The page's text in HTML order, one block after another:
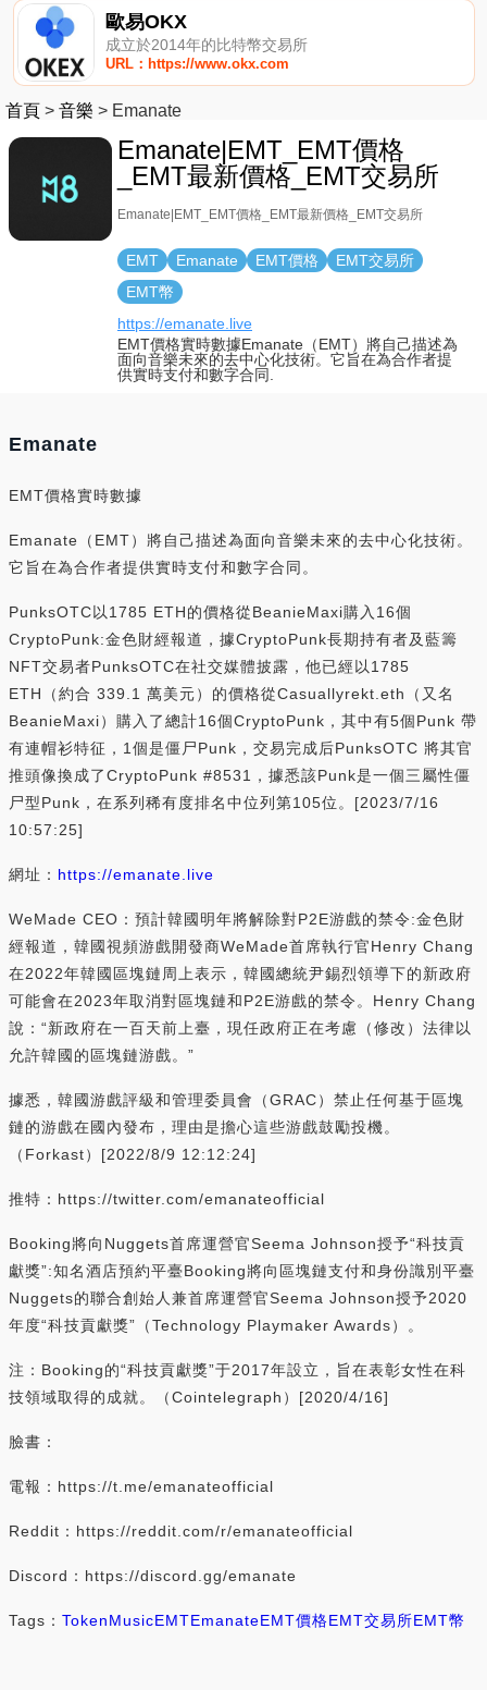
歐易OKX
成立於2014年的比特幣交易所
URL：https://www.okx.com
首頁 > 音樂 > Emanate
Emanate|EMT_EMT價格
_EMT最新價格_EMT交易所
Emanate|EMT_EMT價格_EMT最新價格_EMT交易所
EMT Emanate EMT價格
EMT交易所
EMT幣
https://emanate.live
EMT價格實時數據Emanate（EMT）將自己描述為
面向音樂未來的去中心化技術。它旨在為合作者提
供實時支付和數字合同.
Emanate
EMT價格實時數據
Emanate（EMT）將自己描述為面向音樂未來的去中心化技術。
它旨在為合作者提供實時支付和數字合同。
PunksOTC以1785 ETH的價格從BeanieMaxi購入16個
CryptoPunk:金色財經報道，據CryptoPunk長期持有者及藍籌
NFT交易者PunksOTC在社交媒體披露，他已經以1785
ETH（約合 339.1 萬美元）的價格從Casuallyrekt.eth（又名
BeanieMaxi）購入了總計16個CryptoPunk，其中有5個Punk 帶
有連帽衫特征，1個是僵尸Punk，交易完成后PunksOTC 將其官
推頭像換成了CryptoPunk #8531，據悉該Punk是一個三屬性僵
尸型Punk，在系列稀有度排名中位列第105位。[2023/7/16
10:57:25]
網址： https://emanate.live
WeMade CEO：預計韓國明年將解除對P2E游戲的禁令:金色財
經報道，韓國視頻游戲開發商WeMade首席執行官Henry Chang
在2022年韓國區塊鏈周上表示，韓國總統尹錫烈領導下的新政府
可能會在2023年取消對區塊鏈和P2E游戲的禁令。Henry Chang
說：“新政府在一百天前上臺，現任政府正在考慮（修改）法律以
允許韓國的區塊鏈游戲。”
據悉，韓國游戲評級和管理委員會（GRAC）禁止任何基于區塊
鏈的游戲在國內發布，理由是擔心這些游戲鼓勵投機。
（Forkast）[2022/8/9 12:12:24]
推特：https://twitter.com/emanateofficial
Booking將向Nuggets首席運營官Seema Johnson授予“科技貢
獻獎”:知名酒店預約平臺Booking將向區塊鏈支付和身份識別平臺
Nuggets的聯合創始人兼首席運營官Seema Johnson授予2020
年度“科技貢獻獎”（Technology Playmaker Awards）。
注：Booking的“科技貢獻獎”于2017年設立，旨在表彰女性在科
技領域取得的成就。（Cointelegraph）[2020/4/16]
臉書：
電報：https://t.me/emanateofficial
Reddit：https://reddit.com/r/emanateofficial
Discord：https://discord.gg/emanate
Tags： TokenMusicEMTEmanateEMT價格EMT交易所EMT幣